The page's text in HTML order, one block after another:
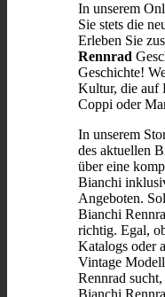
In unserem
Sie stets die
Erleben Sie
Rennrad
Geschichte!
Kultur, die auf
Coppi oder
In unserem
des aktuellen
über eine
Bianchi
Angeboten.
Bianchi
richtig. Egal,
Katalogs oder
Vintage
Rennrad